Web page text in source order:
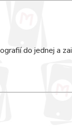
do jednej a